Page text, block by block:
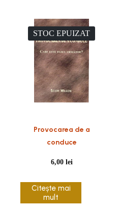
STOC EPUIZAT
Provocarea de a
conduce
6,00 lei
Citește mai
mult